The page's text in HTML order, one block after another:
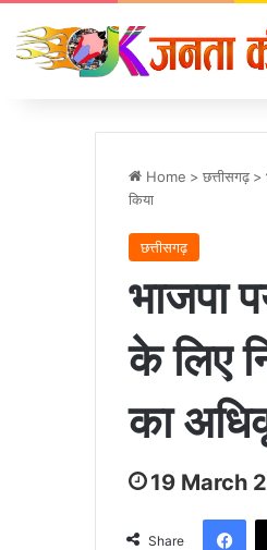
Home > छत्तीसगढ़ >
किया
छत्तीसगढ़
भाजपा
के लिए
का
19 March
Share